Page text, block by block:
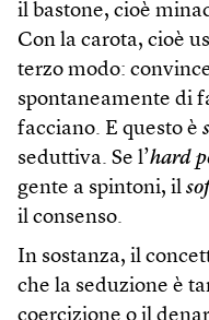
il bastone, cioè
Con la carota, cioè
terzo modo:
spontaneamente di
facciano. E questo è
seduttiva. Se l’hard
gente a spintoni, il
il consenso.
In sostanza, il
che la seduzione è